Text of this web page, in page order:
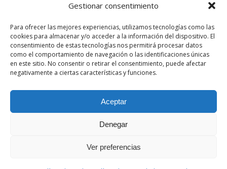
Gestionar consentimiento
Para ofrecer las mejores experiencias, utilizamos tecnologías como las
cookies para almacenar y/o acceder a la información del dispositivo. El
consentimiento de estas tecnologías nos permitirá procesar datos
como el comportamiento de navegación o las identificaciones únicas
en este sitio. No consentir o retirar el consentimiento, puede afectar
negativamente a ciertas características y funciones.
Aceptar
Denegar
Ver preferencias
QUESOS LAS GARMILLAS © Copyright |Desarrollado por Maremagno